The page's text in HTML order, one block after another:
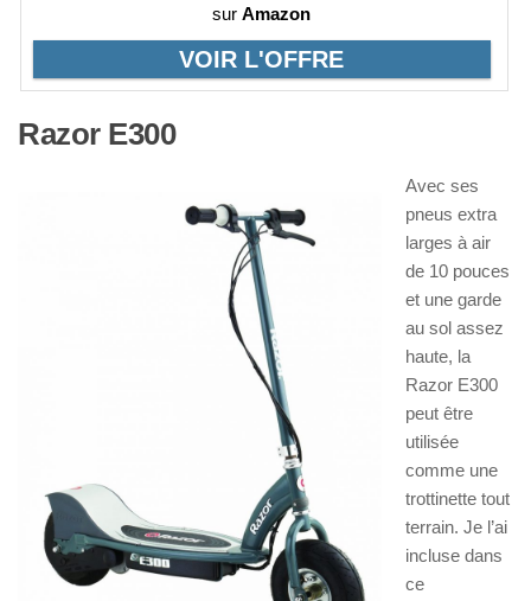
surAmazon
VOIR L'OFFRE
Razor E300
Avec ses
pneus extra
larges à air
de 10 pouces
et une garde
au sol assez
haute, la
Razor E300
peut être
utilisée
comme une
trottinette tout
terrain. Je l’ai
incluse dans
ce